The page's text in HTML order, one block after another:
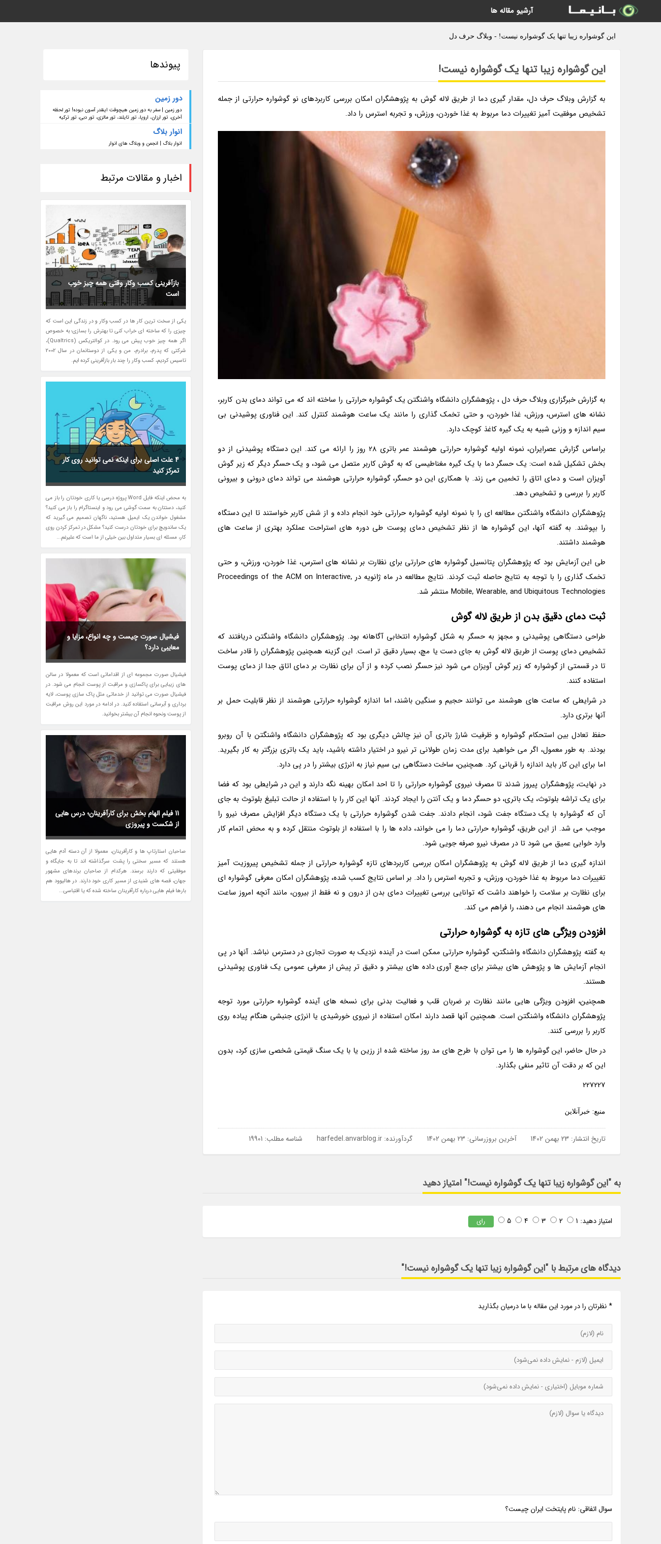
این گوشواره زیبا تنها یک گوشواره نیست! - وبلاگ حرف دل
این گوشواره زیبا تنها یک گوشواره نیست!
به گزارش وبلاگ حرف دل، مقدار گیری دما از طریق لاله گوش به پژوهشگران امکان بررسی کاربردهای نو گوشواره حرارتی از جمله
تشخیص موفقیت آمیز تغییرات دما مربوط به غذا خوردن، ورزش، و تجربه استرس را داد.
به گزارش خبرگزاری وبلاگ حرف دل ، پژوهشگران دانشگاه واشنگتن یک گوشواره حرارتی را ساخته اند که می تواند دمای بدن کاربر،
نشانه های استرس، ورزش، غذا خوردن، و حتی تخمک گذاری را مانند یک ساعت هوشمند کنترل کند. این فناوری پوشیدنی بی
سیم اندازه و وزنی شبیه به یک گیره کاغذ کوچک دارد.
براساس گزارش عصرایران، نمونه اولیه گوشواره حرارتی هوشمند عمر باتری 28 روز را ارائه می کند. این دستگاه پوشیدنی از دو
بخش تشکیل شده است: یک حسگر دما با یک گیره مغناطیسی که به گوش کاربر متصل می شود، و یک حسگر دیگر که زیر گوش
آویزان است و دمای اتاق را تخمین می زند. با همکاری این دو حسگر، گوشواره حرارتی هوشمند می تواند دمای درونی و بیرونی
کاربر را بررسی و تشخیص دهد.
پژوهشگران دانشگاه واشنگتن مطالعه ای را با نمونه اولیه گوشواره حرارتی خود انجام داده و از شش کاربر خواستند تا این دستگاه
را بپوشند. به گفته آنها، این گوشواره ها از نظر تشخیص دمای پوست طی دوره های استراحت عملکرد بهتری از ساعت های
هوشمند داشتند.
طی این آزمایش بود که پژوهشگران پتانسیل گوشواره های حرارتی برای نظارت بر نشانه های استرس، غذا خوردن، ورزش، و حتی
تخمک گذاری را با توجه به نتایج حاصله ثبت کردند. نتایج مطالعه در ماه ژانویه در Proceedings of the ACM on Interactive,
Mobile, Wearable, and Ubiquitous Technologies منتشر شد.
ثبت دمای دقیق بدن از طریق لاله گوش
طراحی دستگاهی پوشیدنی و مجهز به حسگر به شکل گوشواره انتخابی آگاهانه بود. پژوهشگران دانشگاه واشنگتن دریافتند که
تشخیص دمای پوست از طریق لاله گوش به جای دست یا مچ، بسیار دقیق تر است. این گزینه همچنین پژوهشگران را قادر ساخت
تا در قسمتی از گوشواره که زیر گوش آویزان می شود نیز حسگر نصب کرده و از آن برای نظارت بر دمای اتاق جدا از دمای پوست
استفاده کنند.
در شرایطی که ساعت های هوشمند می توانند حجیم و سنگین باشند، اما اندازه گوشواره حرارتی هوشمند از نظر قابلیت حمل بر
آنها برتری دارد.
حفظ تعادل بین استحکام گوشواره و ظرفیت شارژ باتری آن نیز چالش دیگری بود که پژوهشگران دانشگاه واشنگتن با آن روبرو
بودند. به طور معمول، اگر می خواهید برای مدت زمان طولانی تر نیرو در اختیار داشته باشید، باید یک باتری بزرگتر به کار بگیرید.
اما برای این کار باید اندازه را قربانی کرد. همچنین، ساخت دستگاهی بی سیم نیاز به انرژی بیشتر را در پی دارد.
در نهایت، پژوهشگران پیروز شدند تا مصرف نیروی گوشواره حرارتی را تا احد امکان بهینه نگه دارند و این در شرایطی بود که فضا
برای یک تراشه بلوتوث، یک باتری، دو حسگر دما و یک آنتن را ایجاد کردند. آنها این کار را با استفاده از حالت تبلیغ بلوتوث به جای
آن که گوشواره با یک دستگاه جفت شود، انجام دادند. جفت شدن گوشواره حرارتی با یک دستگاه دیگر افزایش مصرف نیرو را
موجب می شد. از این طریق، گوشواره حرارتی دما را می خواند، داده ها را با استفاده از بلوتوث منتقل کرده و به محض اتمام کار
وارد خوابی عمیق می شود تا در مصرف نیرو صرفه جویی شود.
اندازه گیری دما از طریق لاله گوش به پژوهشگران امکان بررسی کاربردهای تازه گوشواره حرارتی از جمله تشخیص پیروزیت آمیز
تغییرات دما مربوط به غذا خوردن، ورزش، و تجربه استرس را داد. بر اساس نتایج کسب شده، پژوهشگران امکان معرفی گوشواره ای
برای نظارت بر سلامت را خواهند داشت که توانایی بررسی تغییرات دمای بدن از درون و نه فقط از بیرون، مانند آنچه امروز ساعت
های هوشمند انجام می دهند، را فراهم می کند.
افزودن ویژگی های تازه به گوشواره حرارتی
به گفته پژوهشگران دانشگاه واشنگتن، گوشواره حرارتی ممکن است در آینده نزدیک به صورت تجاری در دسترس نباشد. آنها در پی
انجام آزمایش ها و پژوهش های بیشتر برای جمع آوری داده های بیشتر و دقیق تر پیش از معرفی عمومی یک فناوری پوشیدنی
هستند.
همچنین، افزودن ویژگی هایی مانند نظارت بر ضربان قلب و فعالیت بدنی برای نسخه های آینده گوشواره حرارتی مورد توجه
پژوهشگران دانشگاه واشنگتن است. همچنین آنها قصد دارند امکان استفاده از نیروی خورشیدی یا انرژی جنبشی هنگام پیاده روی
کاربر را بررسی کنند.
در حال حاضر، این گوشواره ها را می توان با طرح های مد روز ساخته شده از رزین یا با یک سنگ قیمتی شخصی سازی کرد، بدون
این که بر دقت آن تاثیر منفی بگذارد.
227227
منبع: خبرآنلاین
تاریخ انتشار: 23 بهمن 1402 آخرین بروزرسانی: 23 بهمن 1402 گردآورنده: harfedel.anvarblog.ir شناسه مطلب: 19901
به "این گوشواره زیبا تنها یک گوشواره نیست!" امتیاز دهید
امتیاز دهید: 1
2
3
4
5 رای
دیدگاه های مرتبط با "این گوشواره زیبا تنها یک گوشواره نیست!"
* نظرتان را در مورد این مقاله با ما درمیان بگذارید
سوال اتفاقی: نام پایتخت ایران چیست؟
پیوندها
دور زمین
دور زمین | سفر به دور زمین هیچوقت اینقدر آسون نبوده! تور لحظه
آخری، تور ارزان، اروپا، تور تایلند، تور مالزی، تور دبی، تور ترکیه
انوار بلاگ
انوار بلاگ | انجمن و وبلاگ های انوار
اخبار و مقالات مرتبط
بازآفرینی کسب وکار وقتی همه چیز خوب
است
یکی از سخت ترین کار ها در کسب وکار و در زندگی این است که
چیزی را که ساخته ای خراب کنی تا بهترش را بسازی؛ به خصوص
اگر همه چیز خوب پیش می رود. در کوالتریکس (Qualtrics)،
شرکتی که پدرم، برادرم، من و یکی از دوستانمان در سال 2002
تاسیس کردیم، کسب وکار را چند بار بازآفرینی کرده ایم.
4 علت اصلی برای اینکه نمی توانید روی کار
تمرکز کنید
به محض اینکه فایل Word پروژه درسی یا کاری خودتان را باز می
کنید، دستتان به سمت گوشی می رود و اینستاگرام را باز می کنید؟
مشغول خواندن یک ایمیل هستید، ناگهان تصمیم می گیرید که
یک ساندویچ برای خودتان درست کنید؟ مشکل در تمرکز کردن روی
کار، مسئله ای بسیار متداول بین خیلی از ما است که علیرغم...
فیشیال صورت چیست و چه انواع، مزایا و
معایبی دارد؟
فیشیال صورت مجموعه ای از اقداماتی است که معمولا در سالن
های زیبایی برای پاکسازی و مراقبت از پوست انجام می شود. در
فیشیال صورت می توانید از خدماتی مثل پاک سازی پوست، لایه
برداری و آبرسانی استفاده کنید. در ادامه در مورد این روش مراقبت
از پوست ونحوه انجام آن بیشتر بخوانید.
11 فیلم الهام بخش برای کارآفرینان؛ درس هایی
از شکست و پیروزی
صاحبان استارتاپ ها و کارآفرینان، معمولا از آن دسته آدم هایی
هستند که مسیر سختی را پشت سرگذاشته اند تا به جایگاه و
موفقیتی که دارند برسند. هرکدام از صاحبان برندهای مشهور
جهان، قصه های شنیدی از مسیر کاری خود دارند. در هالیوود هم
بارها فیلم هایی درباره کارآفرینان ساخته شده که یا اقتباسی...
آرشیو مقاله ها